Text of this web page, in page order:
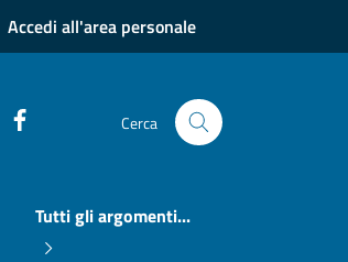
Accedi all'area personale
Cerca
Tutti gli argomenti...